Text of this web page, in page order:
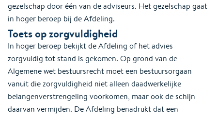
gezelschap door één van de adviseurs. Het gezelschap gaat
in hoger beroep bij de Afdeling.
Toets op zorgvuldigheid
In hoger beroep bekijkt de Afdeling of het advies
zorgvuldig tot stand is gekomen. Op grond van de
Algemene wet bestuursrecht moet een bestuursorgaan
vanuit die zorgvuldigheid niet alleen daadwerkelijke
belangenverstrengeling voorkomen, maar ook de schijn
daarvan vermijden. De Afdeling benadrukt dat een